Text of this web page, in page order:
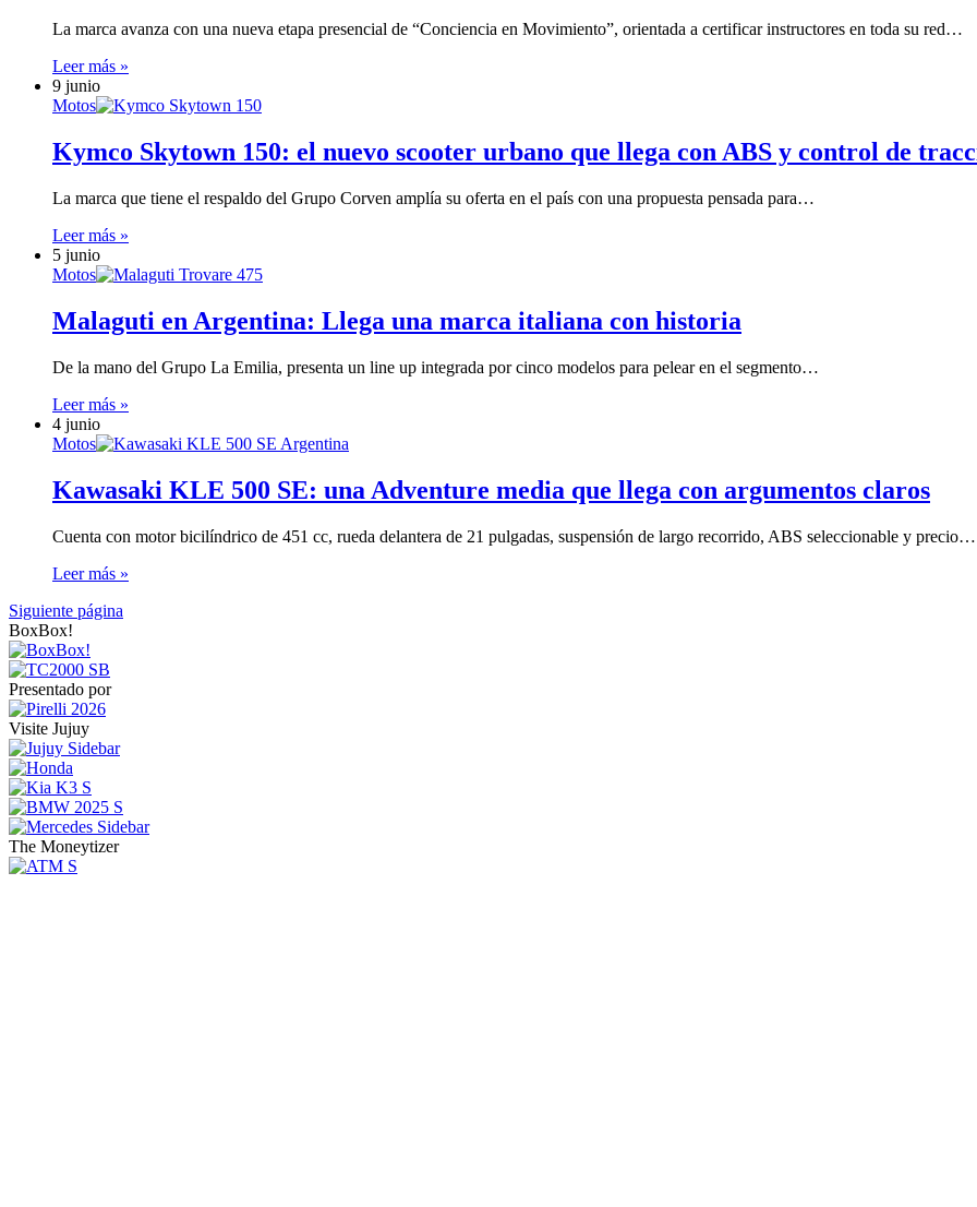
La marca avanza con una nueva etapa presencial de “Conciencia en Movimiento”, orientada a certificar instructores en toda su red…
Leer más »
9 junio
Motos
Kymco Skytown 150: el nuevo scooter urbano que llega con ABS y control de
La marca que tiene el respaldo del Grupo Corven amplía su oferta en el país con una propuesta pensada para…
Leer más »
5 junio
Motos
Malaguti en Argentina: Llega una marca italiana con historia
De la mano del Grupo La Emilia, presenta un line up integrada por cinco modelos para pelear en el segmento…
Leer más »
4 junio
Motos
Kawasaki KLE 500 SE: una Adventure media que llega con argumentos claros
Cuenta con motor bicilíndrico de 451 cc, rueda delantera de 21 pulgadas, suspensión de largo recorrido, ABS seleccionable y precio…
Leer más »
Siguiente página
BoxBox!
Presentado por
Visite Jujuy
The Moneytizer